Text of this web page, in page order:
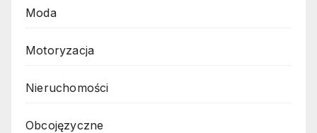
Moda
Motoryzacja
Nieruchomości
Obcojęzyczne